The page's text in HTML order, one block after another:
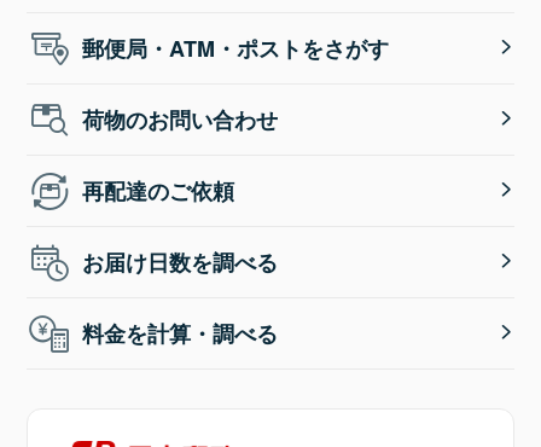
郵便局・ATM・ポストをさがす
荷物のお問い合わせ
再配達のご依頼
お届け日数を調べる
料金を計算・調べる